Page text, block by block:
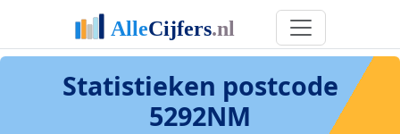
Statistieken postcode
5292NM